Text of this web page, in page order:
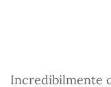
Incredibilmente